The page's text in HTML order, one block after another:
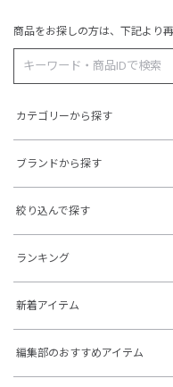
商品をお探しの方は、下記より
カテゴリーから探す
ブランドから探す
絞り込んで探す
ランキング
新着アイテム
編集部のおすすめアイテム